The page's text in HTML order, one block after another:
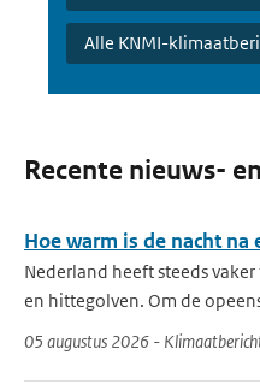
Alle KNMI-
Recente nieuws-
Hoe warm is de nacht na
Nederland heeft steeds
en hittegolven. Om de
05 augustus 2026 -